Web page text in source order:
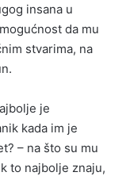
insana u
da mu
stvarima, na
je
kada im je
– na što su mu
to najbolje znaju,